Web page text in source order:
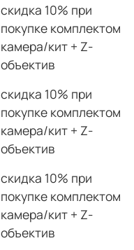
скидка 10% при
покупке комплектом
камера/кит + Z-
объектив
скидка 10% при
покупке комплектом
камера/кит + Z-
объектив
скидка 10% при
покупке комплектом
камера/кит + Z-
объектив